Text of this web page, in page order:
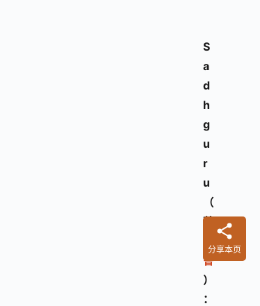
S
a
d
h
g
u
r
u
（
萨
鲁
）
：
分享本页